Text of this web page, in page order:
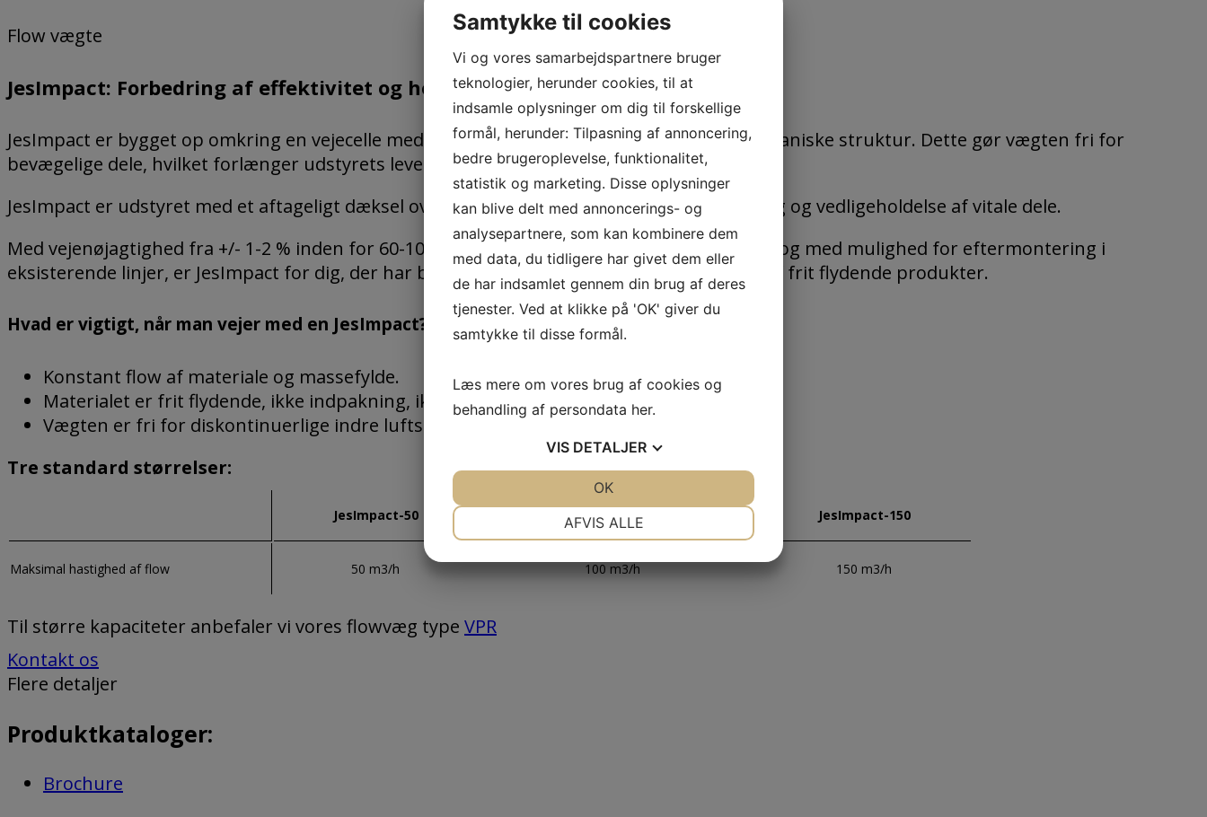
Flow vægte
JesImpact: Forbedring af effektivitet og holdbarhed
JesImpact er bygget op omkring en vejecelle med høj præcision, der er isoleret fra den mekaniske struktur. Dette gør vægten fri for
bevægelige dele, hvilket forlænger udstyrets levetid.
JesImpact er udstyret med et aftageligt dæksel over vejecellen for nem adgang til rengøring og vedligeholdelse af vitale dele.
Med vejenøjagtighed fra +/- 1-2 % inden for 60-100 % af max flow, en støvtæt konstruktion og med mulighed for eftermontering i
eksisterende linjer, er JesImpact for dig, der har behov for en kompakt løsning til vejning af frit flydende produkter.
Hvad er vigtigt, når man vejer med en JesImpact?
Konstant flow af materiale og massefylde.
Materialet er frit flydende, ikke indpakning, ikke-fluidiseret/ventileret.
Vægten er fri for diskontinuerlige indre luftstrømme.
Tre standard størrelser:
JesImpact-50 JesImpact-100 JesImpact-150
Maksimal hastighed af flow 50 m3/h 100 m3/h 150 m3/h
Til større kapaciteter anbefaler vi vores flowvæg type VPR
Kontakt os
Flere detaljer
Produktkataloger:
Brochure
Samtykke til cookies
Vi og vores samarbejdspartnere bruger
teknologier, herunder cookies, til at
indsamle oplysninger om dig til forskellige
formål, herunder: Tilpasning af annoncering,
bedre brugeroplevelse, funktionalitet,
statistik og marketing. Disse oplysninger
kan blive delt med annoncerings- og
analysepartnere, som kan kombinere dem
med data, du tidligere har givet dem eller
de har indsamlet gennem din brug af deres
tjenester. Ved at klikke på 'OK' giver du
samtykke til disse formål.
Læs mere om vores brug af cookies og
behandling af persondata her.
VIS DETALJER
AFVIS ALLE
OK